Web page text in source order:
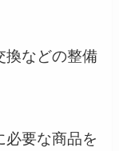
換などの整備
必要な商品を